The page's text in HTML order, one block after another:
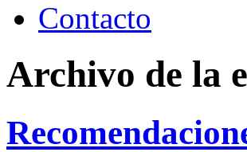
Contacto
Archivo de la